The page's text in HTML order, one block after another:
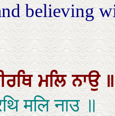
believing
ਮਲਿਨਾਉ॥
मलि नाउ ॥